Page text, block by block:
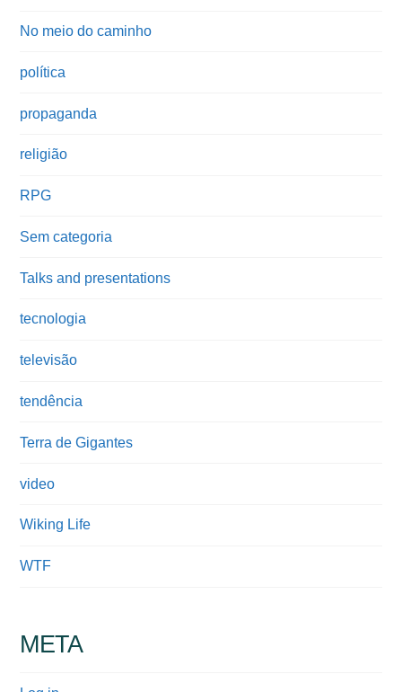
No meio do caminho
política
propaganda
religião
RPG
Sem categoria
Talks and presentations
tecnologia
televisão
tendência
Terra de Gigantes
video
Wiking Life
WTF
META